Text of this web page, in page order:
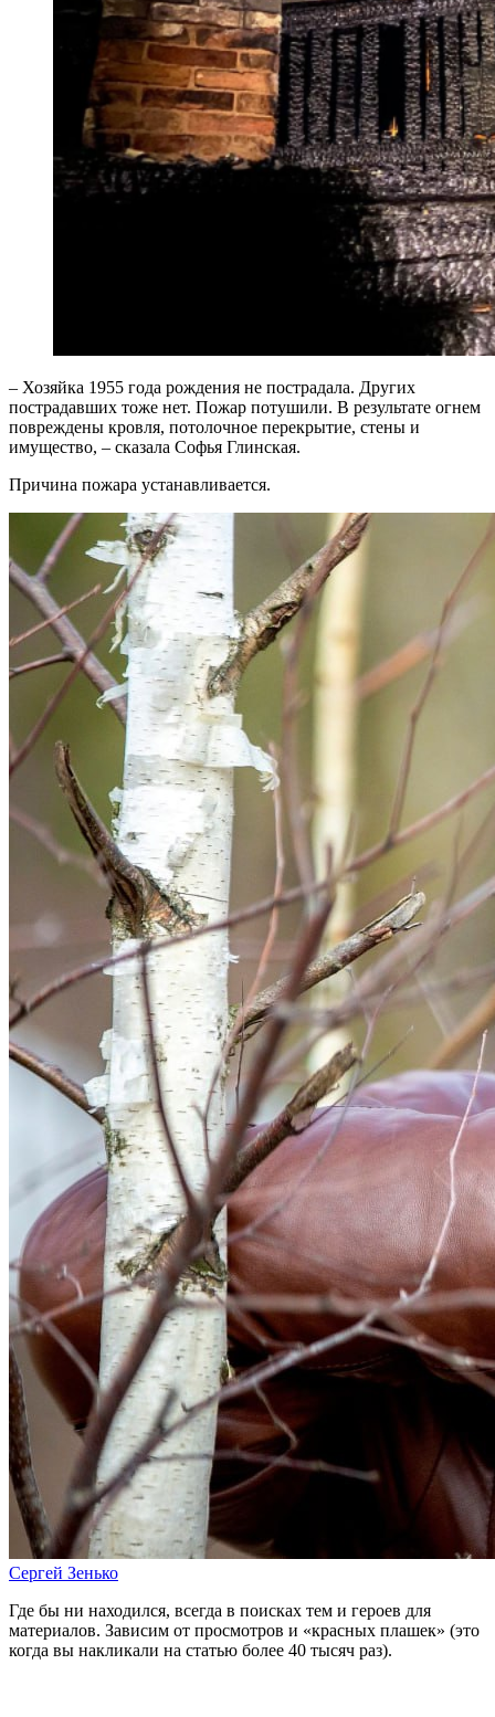
– Хозяйка 1955 года рождения не пострадала. Других
пострадавших тоже нет. Пожар потушили. В результате огнем
повреждены кровля, потолочное перекрытие, стены и
имущество, – сказала Софья Глинская.
Причина пожара устанавливается.
Сергей Зенько
Где бы ни находился, всегда в поисках тем и героев для
материалов. Зависим от просмотров и «красных плашек» (это
когда вы накликали на статью более 40 тысяч раз).